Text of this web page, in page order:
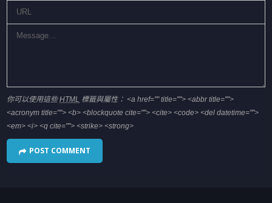
你可以使用這些HTML 標籤與屬性：<a href="" title=""> <abbr title="">
<acronym title=""> <b> <blockquote cite=""> <cite> <code> <del datetime="">
<em> <i> <q cite=""> <strike> <strong>